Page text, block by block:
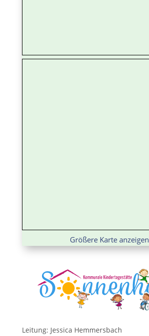
Größere Karte anzeigen
Leitung: Jessica Hemmersbach